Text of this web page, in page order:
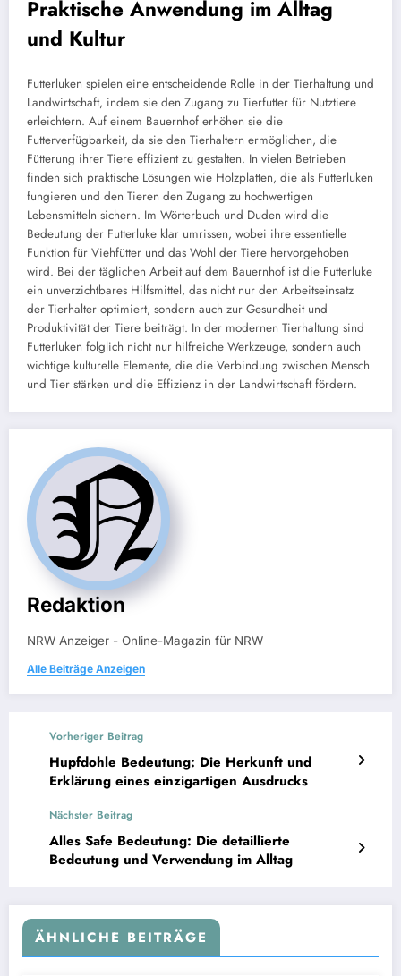
Praktische Anwendung im Alltag
und Kultur
Futterluken spielen eine entscheidende Rolle in der Tierhaltung und
Landwirtschaft, indem sie den Zugang zu Tierfutter für Nutztiere
erleichtern. Auf einem Bauernhof erhöhen sie die
Futterverfügbarkeit, da sie den Tierhaltern ermöglichen, die
Fütterung ihrer Tiere effizient zu gestalten. In vielen Betrieben
finden sich praktische Lösungen wie Holzplatten, die als Futterluken
fungieren und den Tieren den Zugang zu hochwertigen
Lebensmitteln sichern. Im Wörterbuch und Duden wird die
Bedeutung der Futterluke klar umrissen, wobei ihre essentielle
Funktion für Viehfütter und das Wohl der Tiere hervorgehoben
wird. Bei der täglichen Arbeit auf dem Bauernhof ist die Futterluke
ein unverzichtbares Hilfsmittel, das nicht nur den Arbeitseinsatz
der Tierhalter optimiert, sondern auch zur Gesundheit und
Produktivität der Tiere beiträgt. In der modernen Tierhaltung sind
Futterluken folglich nicht nur hilfreiche Werkzeuge, sondern auch
wichtige kulturelle Elemente, die die Verbindung zwischen Mensch
und Tier stärken und die Effizienz in der Landwirtschaft fördern.
Redaktion
NRW Anzeiger - Online-Magazin für NRW
Alle Beiträge Anzeigen
Vorheriger Beitrag
Hupfdohle Bedeutung: Die Herkunft und
Erklärung eines einzigartigen Ausdrucks
Nächster Beitrag
Alles Safe Bedeutung: Die detaillierte
Bedeutung und Verwendung im Alltag
ÄHNLICHE BEITRÄGE